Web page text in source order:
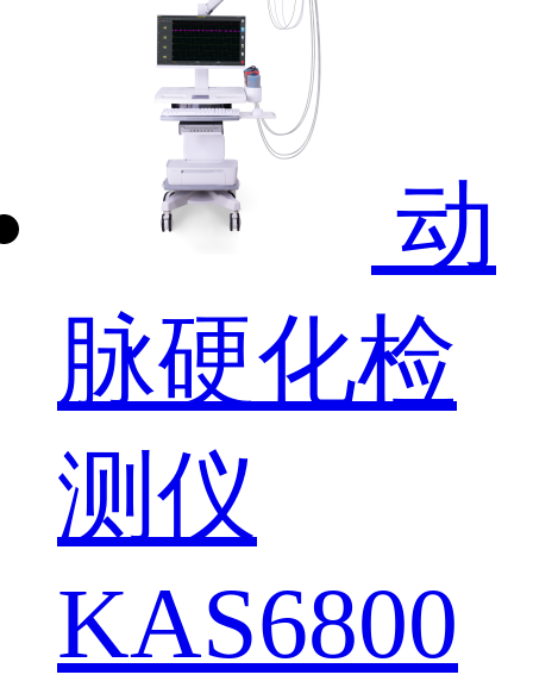
动
脉硬化检
测仪
KAS6800